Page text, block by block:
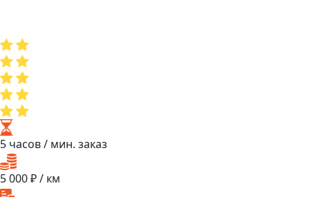
5 часов/ мин. заказ
5 000₽ / км